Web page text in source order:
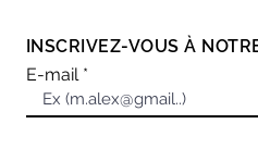
INSCRIVEZ-VOUS À
E-mail